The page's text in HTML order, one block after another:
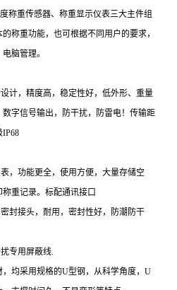
称重传感器、称重显示仪表三大主件组
称重功能，也可根据不同用户的要求，
脑管理。
计，精度高，稳定性好，低外形、重量
字信号输出，防干扰，防雷电！传输距
IP68
，功能更全，使用方便，大量存储空
重记录。标配通讯接口
封接头，耐用，密封性好，防潮防干
专用屏蔽线.
均采用规格的U型钢，从科学角度，U